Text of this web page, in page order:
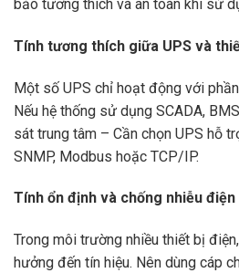
bảo tương thích và an toàn khi sử
Tính tương thích giữa UPS và
Một số UPS chỉ hoạt động với
Nếu hệ thống sử dụng SCADA,
sát trung tâm – Cần chọn UPS hỗ
SNMP, Modbus hoặc TCP/IP.
Tính ổn định và chống nhiễu
Trong môi trường nhiều thiết bị
hưởng đến tín hiệu. Nên dùng cáp